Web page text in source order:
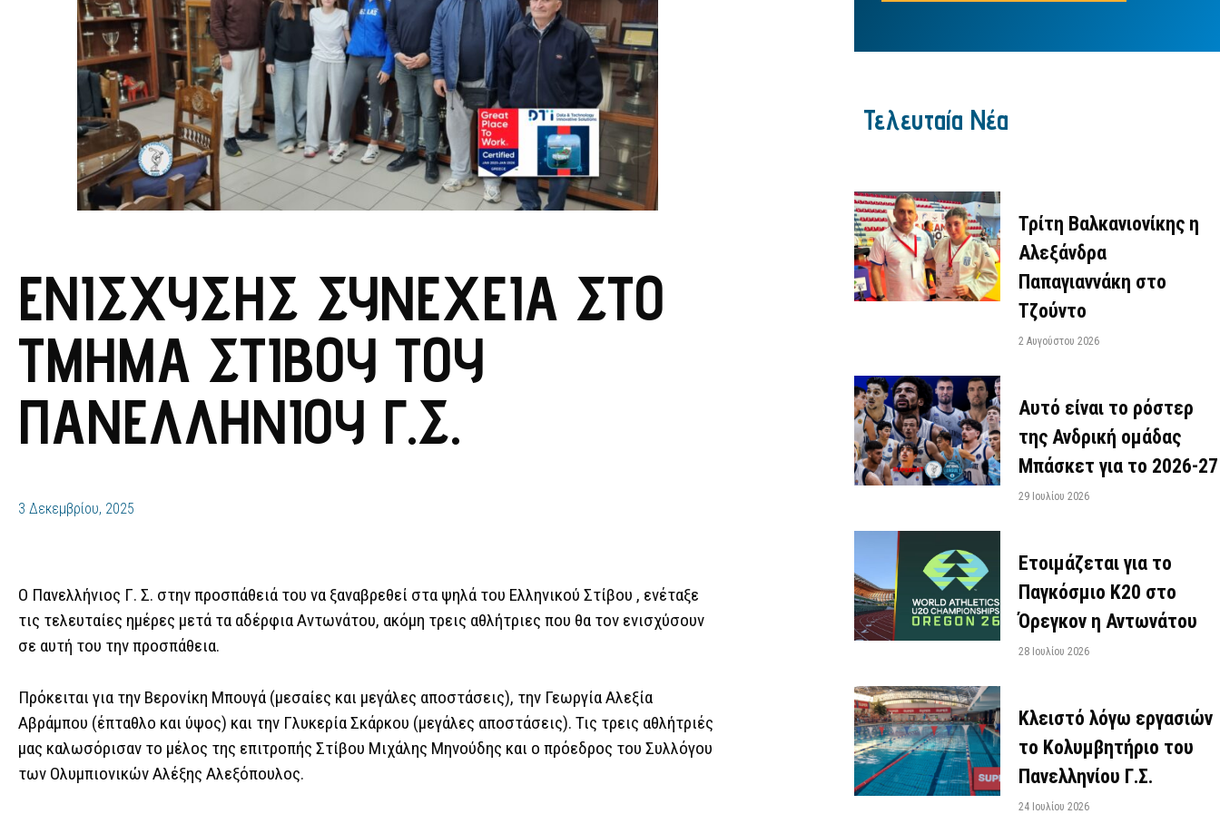
ΕΝΊΣΧΥΣΗΣ ΣΥΝΈΧΕΙΑ ΣΤΟ
ΤΜΉΜΑ ΣΤΊΒΟΥ ΤΟΥ
ΠΑΝΕΛΛΗΝΊΟΥ Γ.Σ.
3 Δεκεμβρίου, 2025
Ο Πανελλήνιος Γ. Σ. στην προσπάθειά του να ξαναβρεθεί στα ψηλά του Ελληνικού Στίβου , ενέταξε
τις τελευταίες ημέρες μετά τα αδέρφια Αντωνάτου, ακόμη τρεις αθλήτριες που θα τον ενισχύσουν
σε αυτή του την προσπάθεια.
Πρόκειται για την Βερονίκη Μπουγά (μεσαίες και μεγάλες αποστάσεις), την Γεωργία Αλεξία
Αβράμπου (έπταθλο και ύψος) και την Γλυκερία Σκάρκου (μεγάλες αποστάσεις). Τις τρεις αθλήτριές
μας καλωσόρισαν το μέλος της επιτροπής Στίβου Μιχάλης Μηνούδης και ο πρόεδρος του Συλλόγου
των Ολυμπιονικών Αλέξης Αλεξόπουλος.
Τελευταία Νέα
Τρίτη Βαλκανιονίκης η
Αλεξάνδρα
Παπαγιαννάκη στο
Τζούντο
2 Αυγούστου 2026
Αυτό είναι το ρόστερ
της Ανδρική ομάδας
Μπάσκετ για το 2026-27
29 Ιουλίου 2026
Ετοιμάζεται για το
Παγκόσμιο Κ20 στο
Όρεγκον η Αντωνάτου
28 Ιουλίου 2026
Κλειστό λόγω εργασιών
το Κολυμβητήριο του
Πανελληνίου Γ.Σ.
24 Ιουλίου 2026